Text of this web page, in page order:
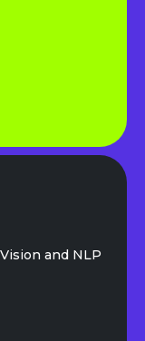
and NLP